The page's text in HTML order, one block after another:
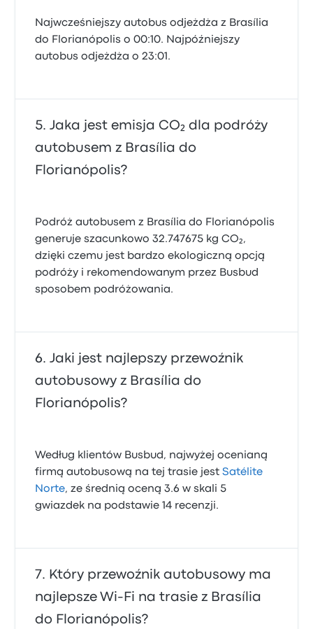
Najwcześniejszy autobus odjeżdża z Brasília
do Florianópolis o 00:10. Najpóźniejszy
autobus odjeżdża o 23:01.
Jaka jest emisja CO₂ dla podróży
autobusem z Brasília do
Florianópolis?
Podróż autobusem z Brasília do Florianópolis
generuje szacunkowo 32.747675 kg CO₂,
dzięki czemu jest bardzo ekologiczną opcją
podróży i rekomendowanym przez Busbud
sposobem podróżowania.
Jaki jest najlepszy przewoźnik
autobusowy z Brasília do
Florianópolis?
Według klientów Busbud, najwyżej ocenianą
firmą autobusową na tej trasie jestSatélite
Norte, ze średnią oceną 3.6 w skali 5
gwiazdek na podstawie 14 recenzji.
Który przewoźnik autobusowy ma
najlepsze Wi‑Fi na trasie z Brasília
do Florianópolis?